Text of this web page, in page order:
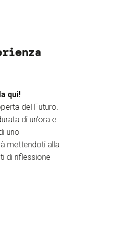
qui!
del Futuro.
di un’ora e
uno
mettendoti alla
di riflessione